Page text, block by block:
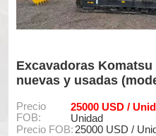
Excavadora Komatsu
usada original y de
Precio
FOB:
33000 USD /
Unidad
Precio FOB::33000 USD /